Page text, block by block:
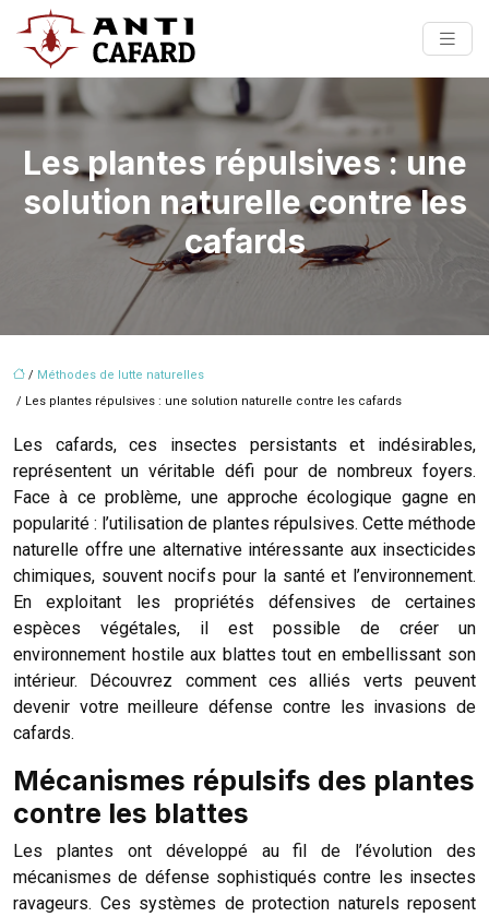
Les plantes répulsives : une
solution naturelle contre les
cafards
/ Méthodes de lutte naturelles
/ Les plantes répulsives : une solution naturelle contre les cafards
Les cafards, ces insectes persistants et indésirables,
représentent un véritable défi pour de nombreux foyers.
Face à ce problème, une approche écologique gagne en
popularité : l’utilisation de plantes répulsives. Cette méthode
naturelle offre une alternative intéressante aux insecticides
chimiques, souvent nocifs pour la santé et l’environnement.
En exploitant les propriétés défensives de certaines
espèces végétales, il est possible de créer un
environnement hostile aux blattes tout en embellissant son
intérieur. Découvrez comment ces alliés verts peuvent
devenir votre meilleure défense contre les invasions de
cafards.
Mécanismes répulsifs des plantes
contre les blattes
Les plantes ont développé au fil de l’évolution des
mécanismes de défense sophistiqués contre les insectes
ravageurs. Ces systèmes de protection naturels reposent